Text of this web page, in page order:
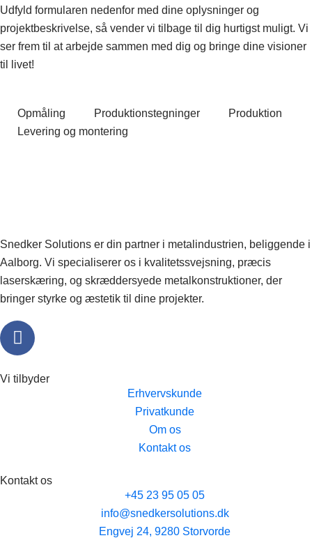
Udfyld formularen nedenfor med dine oplysninger og
projektbeskrivelse, så vender vi tilbage til dig hurtigst muligt. Vi
ser frem til at arbejde sammen med dig og bringe dine visioner
til livet!
Opmåling Produktionstegninger
Produktion
Levering og montering
Snedker Solutions er din partner i metalindustrien, beliggende i
Aalborg. Vi specialiserer os i kvalitetssvejsning, præcis
laserskæring, og skræddersyede metalkonstruktioner, der
bringer styrke og æstetik til dine projekter.
Vi tilbyder
Erhvervskunde
Privatkunde
Om os
Kontakt os
Kontakt os
+45 23 95 05 05
info@snedkersolutions.dk
Engvej 24, 9280 Storvorde